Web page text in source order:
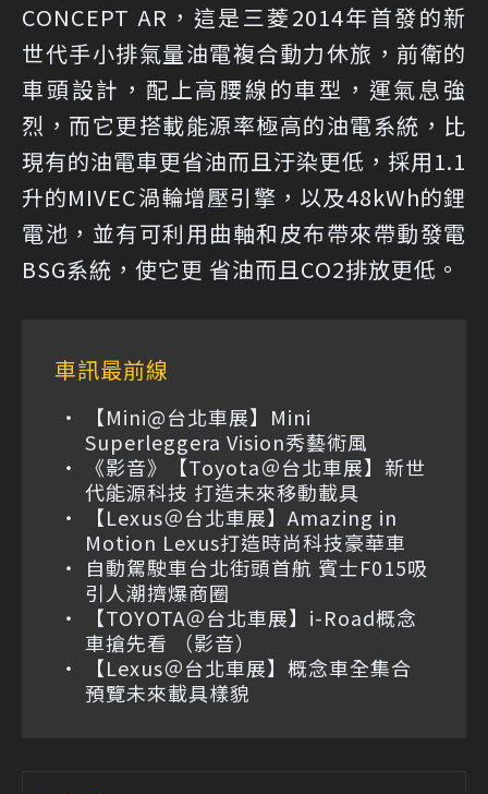
CONCEPT AR，這是三菱2014年首發的新
世代手小排氣量油電複合動力休旅，前衛的
車頭設計，配上高腰線的車型，運氣息強
烈，而它更搭載能源率極高的油電系統，比
現有的油電車更省油而且汙染更低，採用1.1
升的MIVEC渦輪增壓引擎，以及48kWh的鋰
電池，並有可利用曲軸和皮布帶來帶動發電
BSG系統，使它更 省油而且CO2排放更低。
車訊最前線
【Mini@台北車展】Mini
Superleggera Vision秀藝術風
《影音》【Toyota＠台北車展】新世
代能源科技 打造未來移動載具
【Lexus＠台北車展】Amazing in
Motion Lexus打造時尚科技豪華車
自動駕駛車台北街頭首航 賓士F015吸
引人潮擠爆商圈
【TOYOTA＠台北車展】i-Road概念
車搶先看 （影音）
【Lexus＠台北車展】概念車全集合
預覽未來載具樣貌